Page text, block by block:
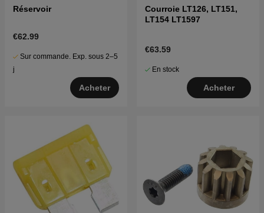
Réservoir
€62.99
Sur commande. Exp. sous 2–5
j
Acheter
Courroie LT126, LT151,
LT154 LT1597
€63.59
En stock
Acheter